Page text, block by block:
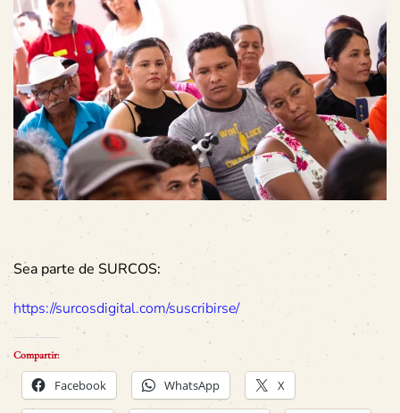
Sea parte de SURCOS:
https://surcosdigital.com/suscribirse/
Compartir:
Facebook WhatsApp X